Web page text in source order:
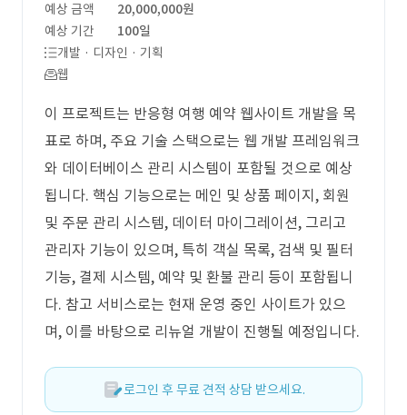
예상 금액
20,000,000원
예상 기간
100일
개발 · 디자인 · 기획
웹
이 프로젝트는 반응형 여행 예약 웹사이트 개발을 목
표로 하며, 주요 기술 스택으로는 웹 개발 프레임워크
와 데이터베이스 관리 시스템이 포함될 것으로 예상
됩니다. 핵심 기능으로는 메인 및 상품 페이지, 회원
및 주문 관리 시스템, 데이터 마이그레이션, 그리고
관리자 기능이 있으며, 특히 객실 목록, 검색 및 필터
기능, 결제 시스템, 예약 및 환불 관리 등이 포함됩니
다. 참고 서비스로는 현재 운영 중인 사이트가 있으
며, 이를 바탕으로 리뉴얼 개발이 진행될 예정입니다.
로그인 후 무료 견적 상담 받으세요.